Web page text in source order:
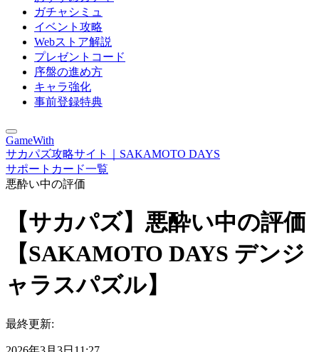
ガチャシミュ
イベント攻略
Webストア解説
プレゼントコード
序盤の進め方
キャラ強化
事前登録特典
GameWith
サカパズ攻略サイト｜SAKAMOTO DAYS
サポートカード一覧
悪酔い中の評価
【サカパズ】悪酔い中の評価
【SAKAMOTO DAYS デンジ
ャラスパズル】
最終更新: